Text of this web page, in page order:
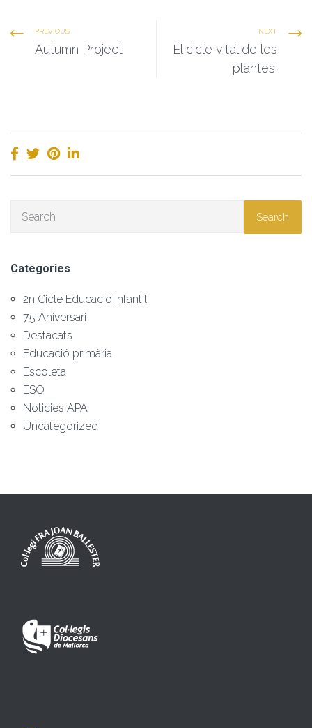
PREVIOUS
Autumn Project
NEXT
El cicle vital de les
plantes.
Search
Categories
2n Cicle Educació Infantil
75 Aniversari
Destacats
Educació primària
Escoleta
ESO
Noticies APA
Uncategorized